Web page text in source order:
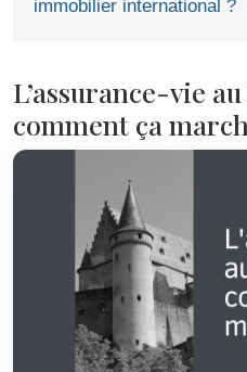
immobilier international ?
L’assurance-vie
comment ça